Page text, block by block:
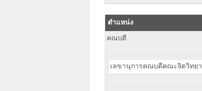
ตำแหน่ง
คณบดี
เลขานุการคณบดีคณะจิตวิทยา